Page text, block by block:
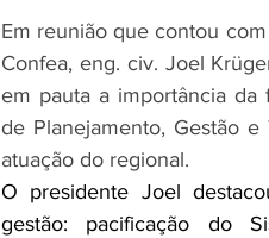
Em reunião que contou
Confea, eng. civ. Joel
em pauta a importância da
de Planejamento, Gestão
atuação do regional.
O presidente Joel
gestão: pacificação do